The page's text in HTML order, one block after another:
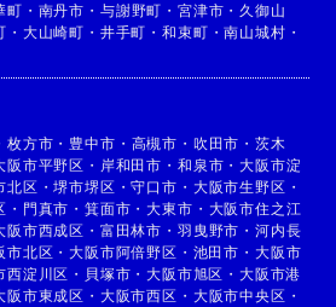
町 ・ 南丹市 ・ 与謝野町 ・ 宮津市 ・ 久御山
・ 大山崎町 ・ 井手町 ・和束町 ・南山城村 ・
枚方市 ・ 豊中市 ・ 高槻市 ・ 吹田市 ・ 茨木
阪市平野区 ・ 岸和田市 ・ 和泉市 ・大阪市淀
北区 ・堺市堺区 ・守口市 ・ 大阪市生野区 ・
・ 門真市 ・箕面市 ・大東市 ・ 大阪市住之江
阪市西成区 ・ 富田林市 ・ 羽曳野市 ・ 河内長
市北区 ・大阪市阿倍野区 ・ 池田市 ・ 大阪市
西淀川区 ・ 貝塚市 ・大阪市旭区 ・大阪市港
阪市東成区 ・ 大阪市西区 ・ 大阪市中央区 ・